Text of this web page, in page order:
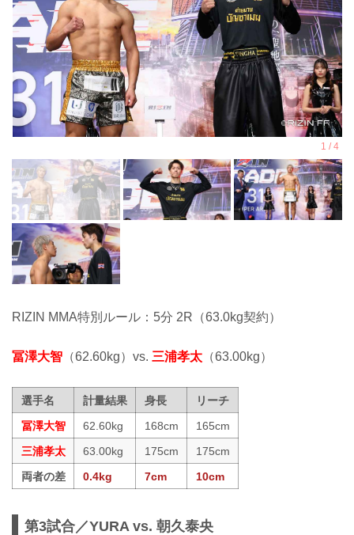
RIZIN MMA特別ルール：5分 2R（63.0kg契約）
冨澤大智 （62.60kg）vs. 三浦孝太 （63.00kg）
選手名 計量結果 身長
リーチ
冨澤大智
62.60kg 168cm
165cm
三浦孝太
63.00kg 175cm
175cm
両者の差
0.4kg 7cm 10cm
第3試合／YURA vs. 朝久泰央